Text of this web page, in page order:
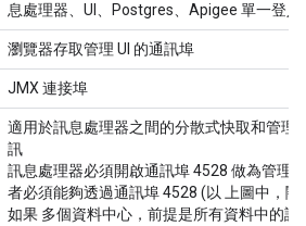
息處理器、UI、Postgres、Apigee 單一登
瀏覽器存取管理 UI 的通訊埠
JMX 連接埠
適用於訊息處理器之間的分散式快取和管理
訊
訊息處理器必須開啟通訊埠 4528 做為管理
者必須能夠透過通訊埠 4528 (以 上圖中，
如果 多個資料中心，前提是所有資料中的